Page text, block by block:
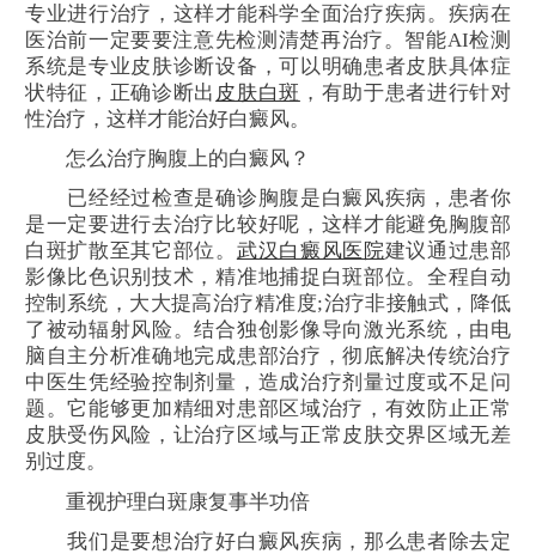
专业进行治疗，这样才能科学全面治疗疾病。疾病在
医治前一定要要注意先检测清楚再治疗。智能AI检测
系统是专业皮肤诊断设备，可以明确患者皮肤具体症
状特征，正确诊断出 皮肤白斑 ，有助于患者进行针对
性治疗，这样才能治好白癜风。
怎么治疗胸腹上的白癜风？
已经经过检查是确诊胸腹是白癜风疾病，患者你
是一定要进行去治疗比较好呢，这样才能避免胸腹部
白斑扩散至其它部位。 武汉白癜风医院建议通过患部
影像比色识别技术，精准地捕捉白斑部位。全程自动
控制系统，大大提高治疗精准度;治疗非接触式，降低
了被动辐射风险。结合独创影像导向激光系统，由电
脑自主分析准确地完成患部治疗，彻底解决传统治疗
中医生凭经验控制剂量，造成治疗剂量过度或不足问
题。它能够更加精细对患部区域治疗，有效防止正常
皮肤受伤风险，让治疗区域与正常皮肤交界区域无差
别过度。
重视护理白斑康复事半功倍
我们是要想治疗好白癜风疾病，那么患者除去定